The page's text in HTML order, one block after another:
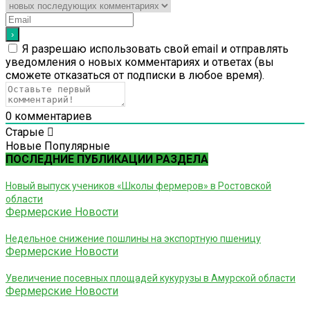
Я разрешаю использовать свой email и отправлять
уведомления о новых комментариях и ответах (вы
cможете отказаться от подписки в любое время).
0 комментариев
Старые
Новые Популярные
ПОСЛЕДНИЕ ПУБЛИКАЦИИ РАЗДЕЛА
Новый выпуск учеников «Школы фермеров» в Ростовской
области
Фермерские Новости
Недельное снижение пошлины на экспортную пшеницу
Фермерские Новости
Увеличение посевных площадей кукурузы в Амурской области
Фермерские Новости